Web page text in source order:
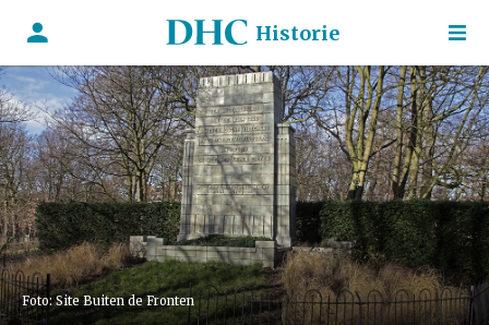
Historie
Foto: Site Buiten de Fronten